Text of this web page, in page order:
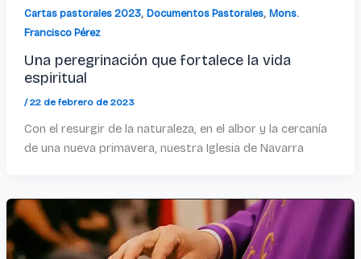
Cartas pastorales 2023, Documentos Pastorales, Mons.
Francisco Pérez
Una peregrinación que fortalece la vida
espiritual
/22 de febrero de 2023
Con el resurgir de la naturaleza, en el albor y la cercanía
de una nueva primavera, nuestra Iglesia de Navarra